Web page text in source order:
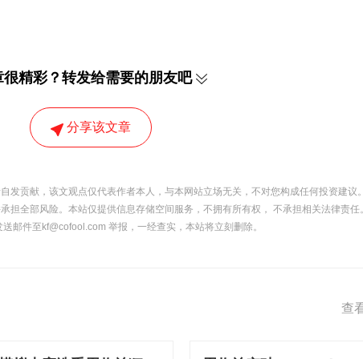
很精彩？转发给需要的朋友吧
分享该文章
发贡献，该文观点仅代表作者本人，与本网站立场无关，不对您构成任何投资建议
担全部风险。本站仅提供信息存储空间服务，不拥有所有权， 不承担相关法律责任
邮件至kf@cofool.com 举报，一经查实，本站将立刻删除。
查